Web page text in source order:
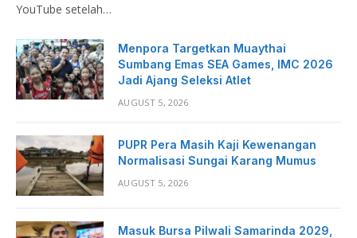
YouTube setelah…
Menpora Targetkan Muaythai
Sumbang Emas SEA Games, IMC 2026
Jadi Ajang Seleksi Atlet
AUGUST 5, 2026
PUPR Pera Masih Kaji Kewenangan
Normalisasi Sungai Karang Mumus
AUGUST 5, 2026
Masuk Bursa Pilwali Samarinda 2029,